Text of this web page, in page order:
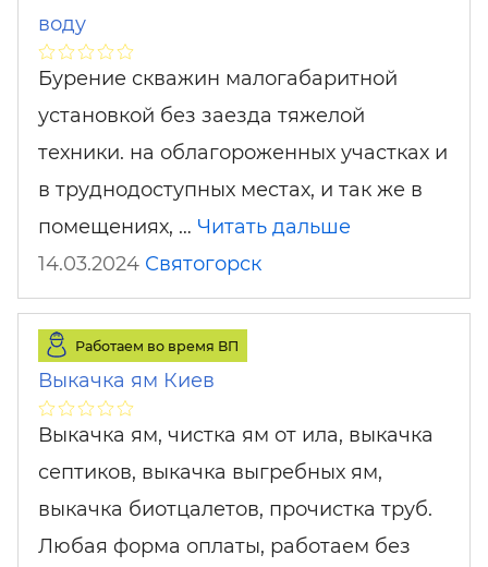
воду
Бурение скважин малогабаритной
установкой без заезда тяжелой
техники. на облагороженных участках и
в труднодоступных местах, и так же в
помещениях, … Читать дальше
14.03.2024 Святогорск
Работаем во время ВП
Выкачка ям Киев
Выкачка ям, чистка ям от ила, выкачка
септиков, выкачка выгребных ям,
выкачка биотцалетов, прочистка труб.
Любая форма оплаты, работаем без